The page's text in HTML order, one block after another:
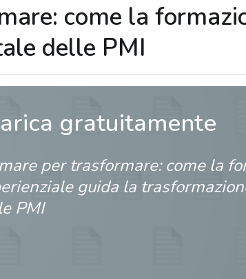
come la
delle PMI
gratuitamente
per trasformare: come la
guida la
PMI